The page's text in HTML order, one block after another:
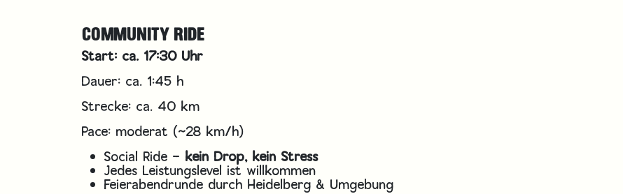
COMMUNITY RIDE
Start: ca. 17:30 Uhr
Dauer: ca. 1:45 h
Strecke: ca. 40 km
Pace: moderat (~28 km/h)
Social Ride – kein Drop, kein Stress
Jedes Leistungslevel ist willkommen
Feierabendrunde durch Heidelberg & Umgebung